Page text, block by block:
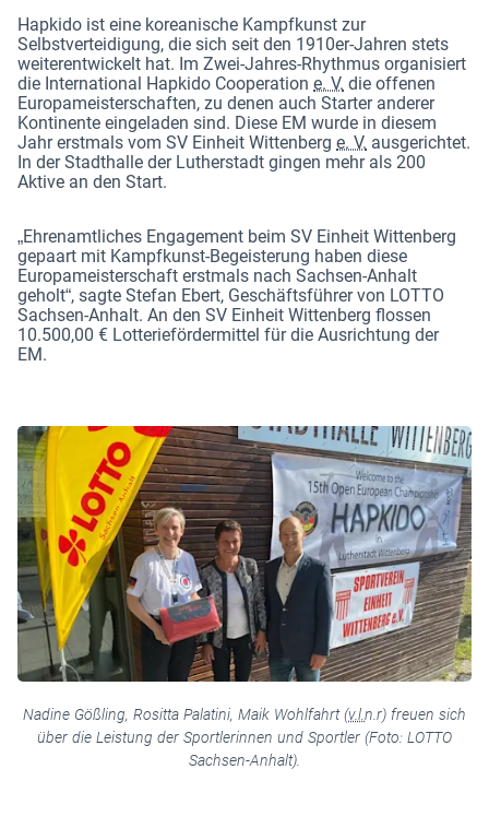
Hapkido ist eine koreanische Kampfkunst zur
Selbstverteidigung, die sich seit den 1910er-Jahren stets
weiterentwickelt hat. Im Zwei-Jahres-Rhythmus organisiert
die International Hapkido Cooperation e. V. die offenen
Europameisterschaften, zu denen auch Starter anderer
Kontinente eingeladen sind. Diese EM wurde in diesem
Jahr erstmals vom SV Einheit Wittenberg e. V. ausgerichtet.
In der Stadthalle der Lutherstadt gingen mehr als 200
Aktive an den Start.
„Ehrenamtliches Engagement beim SV Einheit Wittenberg
gepaart mit Kampfkunst-Begeisterung haben diese
Europameisterschaft erstmals nach Sachsen-Anhalt
geholt“, sagte Stefan Ebert, Geschäftsführer von LOTTO
Sachsen-Anhalt. An den SV Einheit Wittenberg flossen
10.500,00 € Lotteriefördermittel für die Ausrichtung der
EM.
Nadine Gößling, Rositta Palatini, Maik Wohlfahrt (v.l.n.r) freuen sich
über die Leistung der Sportlerinnen und Sportler (Foto: LOTTO
Sachsen-Anhalt).